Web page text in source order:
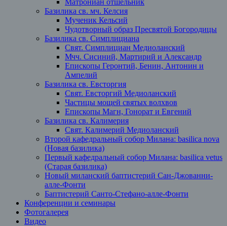
Базилика св. мч. Келсия
Мученик Кельсий
Чудотворный образ Пресвятой Богородицы
Базилика св. Симплициана
Свят. Симплициан Медиоланский
Мчч. Сисиний, Мартирий и Александр
Епископы Геронтий, Бенин, Антонин и
Ампелий
Базилика св. Евсторгия
Свят. Евсторгий Медиоланский
Частицы мощей святых волхвов
Епископы Магн, Гонорат и Евгений
Базилика св. Калимерия
Свят. Калимерий Медиоланский
Второй кафедральный собор Милана: basilica nova
(Новая базилика)
Первый кафедральный собор Милана: basilica vetus
(Старая базилика)
Новый миланский баптистерий Сан-Джованни-
алле-Фонти
Баптистерий Санто-Стефано-алле-Фонти
Конференции и семинары
Фотогалерея
Видео